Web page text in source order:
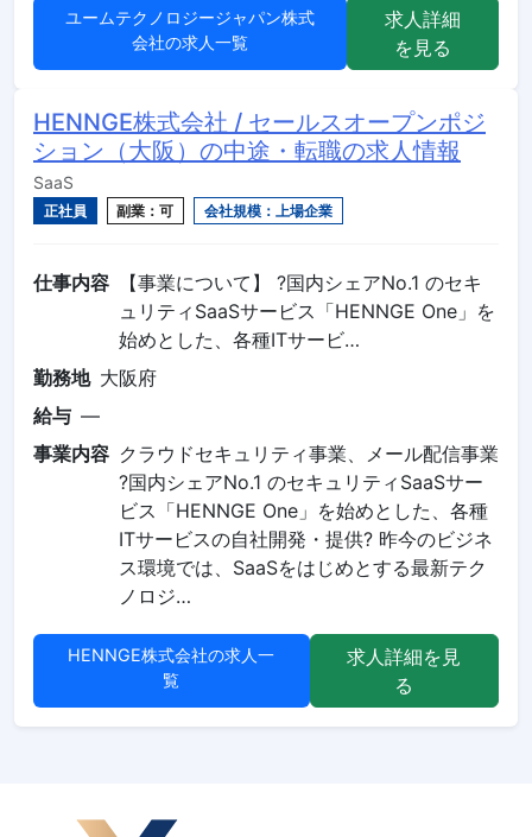
ユームテクノロジージャパン株式
会社の求人一覧
求人詳細
を見る
HENNGE株式会社 / セールスオープンポジ
ション（大阪）の中途・転職の求人情報
SaaS
正社員 副業：可 会社規模：上場企業
仕事内容
【事業について】 ?国内シェアNo.1 のセキ
ュリティSaaSサービス「HENNGE One」を
始めとした、各種ITサービ…
勤務地 大阪府
給与 —
事業内容 クラウドセキュリティ事業、メール配信事業
?国内シェアNo.1 のセキュリティSaaSサー
ビス「HENNGE One」を始めとした、各種
ITサービスの自社開発・提供? 昨今のビジネ
ス環境では、SaaSをはじめとする最新テク
ノロジ…
HENNGE株式会社の求人一
覧
求人詳細を見
る